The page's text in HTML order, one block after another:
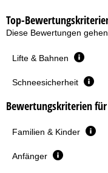
Top-
Diese Bewertungen
Lifte & Bahnen
Schneesicherheit
Bewertungskriterien
Familien & Kinder
Anfänger